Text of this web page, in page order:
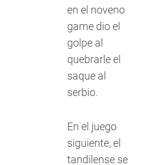
en el noveno
game dio el
golpe al
quebrarle el
saque al
serbio.
En el juego
siguiente, el
tandilense se